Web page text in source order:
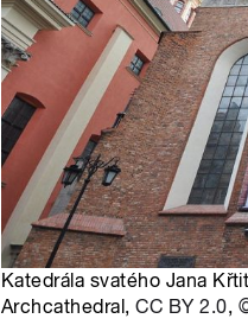
Katedrála svatého Jana
Archcathedral,CC BY 2.0,